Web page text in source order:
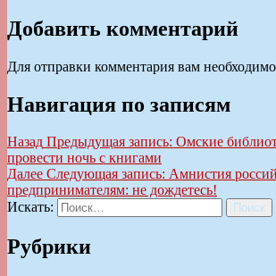
Добавить комментарий
Для отправки комментария вам необходимо
Навигация по записям
Назад Предыдущая запись: Омские
провести ночь с книгами
Далее Следующая запись: Амнистия
предпринимателям: не дождетесь!
Искать:
Поиск
Рубрики